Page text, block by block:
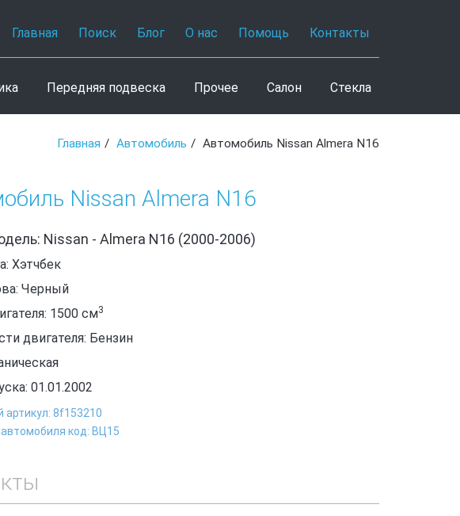
Главная Поиск Блог О нас Помощь Контакты
Передняя подвеска Прочее Салон Стекла
Главная Автомобиль Автомобиль Nissan Almera N16
Nissan Almera N16
Nissan - Almera N16 (2000-2006)
Хэтчбек
Черный
1500 см3
двигателя: Бензин
01.01.2002
артикул: 8f153210
код: ВЦ15